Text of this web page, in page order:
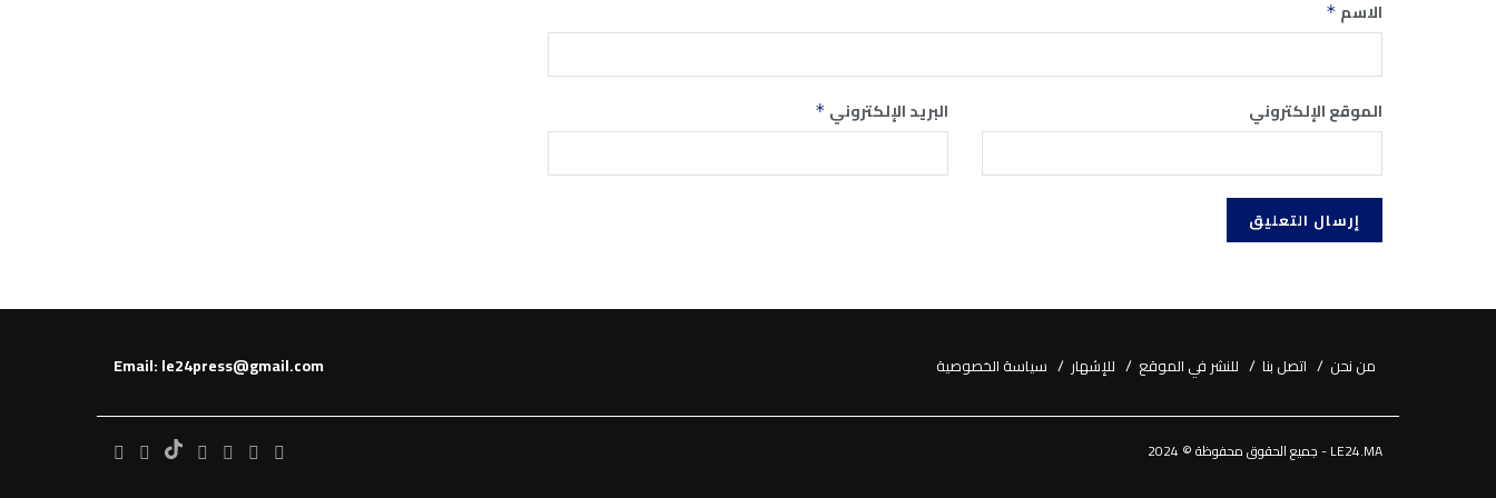
الاسم *
البريد الإلكتروني * الموقع الإلكتروني
من نحن اتصل بنا للنشر في الموقع للإشهار سياسة الخصوصية Email: le24press@gmail.com
LE24.MA - جميع الحقوق محفوظة © 2024